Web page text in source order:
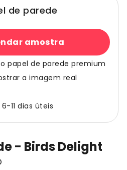
- Birds Delight
de parede
amostra
papel de parede premium
a imagem real
11 dias úteis